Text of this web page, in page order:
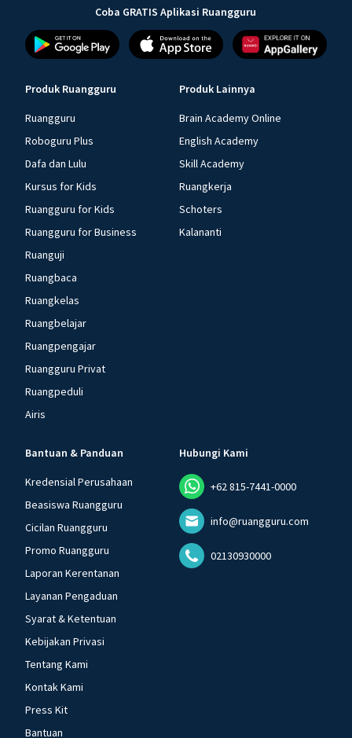
Coba GRATIS Aplikasi Ruangguru
Produk Ruangguru
Ruangguru
Roboguru Plus
Dafa dan Lulu
Kursus for Kids
Ruangguru for Kids
Ruangguru for Business
Ruanguji
Ruangbaca
Ruangkelas
Ruangbelajar
Ruangpengajar
Ruangguru Privat
Ruangpeduli
Airis
Produk Lainnya
Brain Academy Online
English Academy
Skill Academy
Ruangkerja
Schoters
Kalananti
Bantuan & Panduan
Kredensial Perusahaan
Beasiswa Ruangguru
Cicilan Ruangguru
Promo Ruangguru
Laporan Kerentanan
Layanan Pengaduan
Syarat & Ketentuan
Kebijakan Privasi
Tentang Kami
Kontak Kami
Press Kit
Bantuan
Hubungi Kami
+62 815-7441-0000
info@ruangguru.com
02130930000